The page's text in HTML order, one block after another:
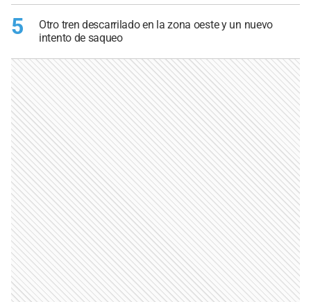
5
Otro tren descarrilado en la zona oeste y un nuevo
intento de saqueo